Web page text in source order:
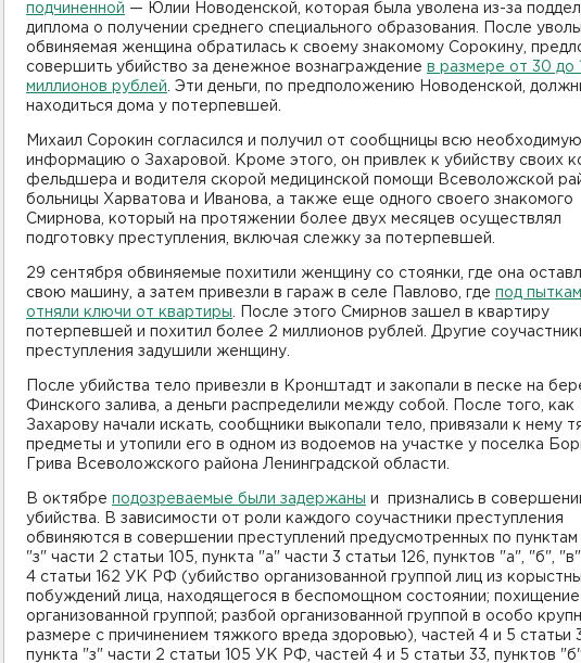
подчиненной — Юлии Новоденской, которая была уволена из-за
диплома о получении среднего специального образования. После
обвиняемая женщина обратилась к своему знакомому Сорокину,
совершить убийство за денежное вознаграждение в размере от 30 до
миллионов рублей . Эти деньги, по предположению Новоденской,
находиться дома у потерпевшей.
Михаил Сорокин согласился и получил от сообщницы всю необходимую
информацию о Захаровой. Кроме этого, он привлек к убийству своих
фельдшера и водителя скорой медицинской помощи Всеволожской
больницы Харватова и Иванова, а также еще одного своего знакомого
Смирнова, который на протяжении более двух месяцев осуществлял
подготовку преступления, включая слежку за потерпевшей.
29 сентября обвиняемые похитили женщину со стоянки, где она
свою машину, а затем привезли в гараж в селе Павлово, где под
отняли ключи от квартиры . После этого Смирнов зашел в квартиру
потерпевшей и похитил более 2 миллионов рублей. Другие
преступления задушили женщину.
После убийства тело привезли в Кронштадт и закопали в песке на
Финского залива, а деньги распределили между собой. После того, как
Захарову начали искать, сообщники выкопали тело, привязали к нему
предметы и утопили его в одном из водоемов на участке у поселка
Грива Всеволожского района Ленинградской области.
В октябре подозреваемые были задержаны и признались в
убийства. В зависимости от роли каждого соучастники преступления
обвиняются в совершении преступлений предусмотренных по пунктам
"з" части 2 статьи 105, пункта "а" части 3 статьи 126, пунктов "а", "б",
4 статьи 162 УК РФ (убийство организованной группой лиц из
побуждений лица, находящегося в беспомощном состоянии; похищение
организованной группой; разбой организованной группой в особо
размере с причинением тяжкого вреда здоровью), частей 4 и 5 статьи
пункта "з" части 2 статьи 105 УК РФ, частей 4 и 5 статьи 33, пунктов